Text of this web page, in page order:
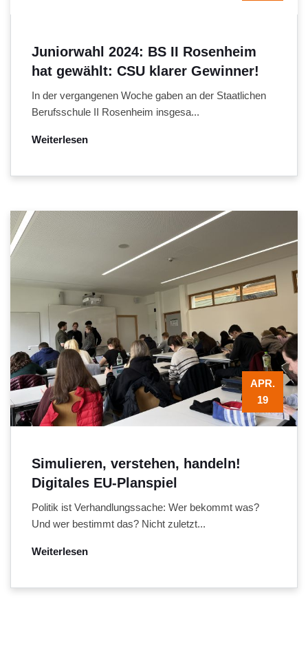
Juniorwahl 2024: BS II Rosenheim
hat gewählt: CSU klarer Gewinner!
In der vergangenen Woche gaben an der Staatlichen
Berufsschule II Rosenheim insgesa...
Weiterlesen
Simulieren, verstehen, handeln!
Digitales EU-Planspiel
APR.
19
Politik ist Verhandlungssache: Wer bekommt was?
Und wer bestimmt das? Nicht zuletzt...
Weiterlesen